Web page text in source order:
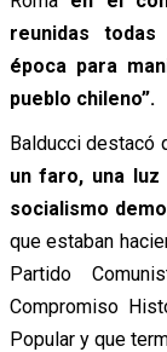
reunidas
época para
pueblo chileno”.
Balducci destacó
un faro, una
socialismo
que estaban
Partido
Compromiso
Popular y que